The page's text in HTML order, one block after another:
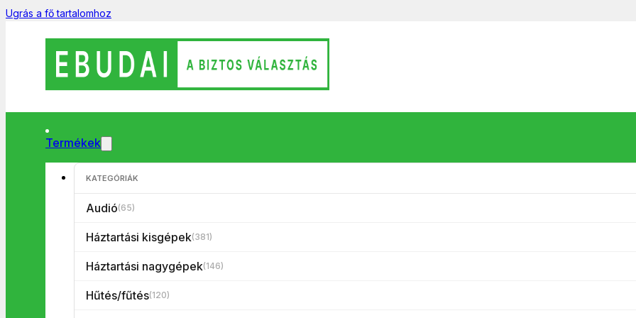
Ugrás a fő tartalomhoz
Termékek
KATEGÓRIÁK
Audió(65)
Háztartási kisgépek(381)
Háztartási nagygépek(146)
Hűtés/fűtés(120)
Termék kategóriák